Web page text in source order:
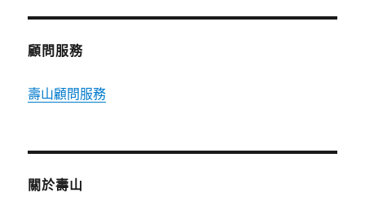
顧問服務
壽山顧問服務
關於壽山